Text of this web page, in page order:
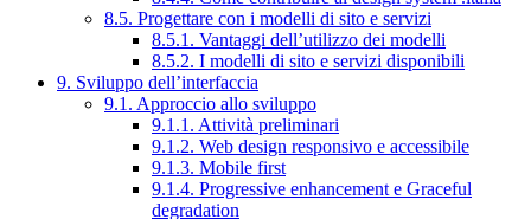
8.5. Progettare con i modelli di sito e servizi
8.5.1. Vantaggi dell’utilizzo dei modelli
8.5.2. I modelli di sito e servizi disponibili
9. Sviluppo dell’interfaccia
9.1. Approccio allo sviluppo
9.1.1. Attività preliminari
9.1.2. Web design responsivo e accessibile
9.1.3. Mobile first
9.1.4. Progressive enhancement e Graceful
degradation